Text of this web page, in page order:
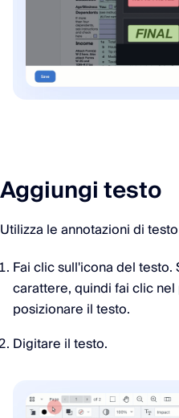
Aggiungi testo
Utilizza le annotazioni di
Fai clic sull'icona del
carattere, quindi fai clic
posizionare il testo.
Digitare il testo.